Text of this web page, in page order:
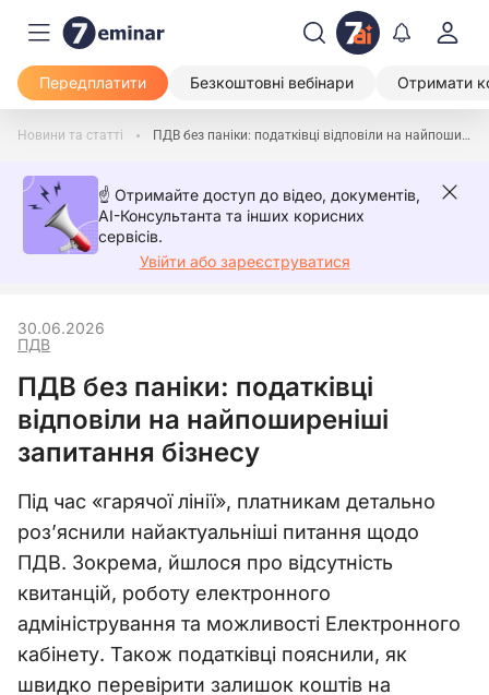
Передплатити Безкоштовні вебінари Отримати
Новини та статті ПДВ без паніки: податківці відповіли на найпоширеніші запитання бізнесу
☝️ Отримайте доступ до відео, документів,
AI-Консультанта та інших корисних
сервісів.
Увійти або зареєструватися
ПДВ
30.06.2026
ПДВ без паніки: податківці
відповіли на найпоширеніші
запитання бізнесу
Під час «гарячої лінії», платникам детально
роз’яснили найактуальніші питання щодо
ПДВ. Зокрема, йшлося про відсутність
квитанцій, роботу електронного
адміністрування та можливості Електронного
кабінету. Також податківці пояснили, як
швидко перевірити залишок коштів на